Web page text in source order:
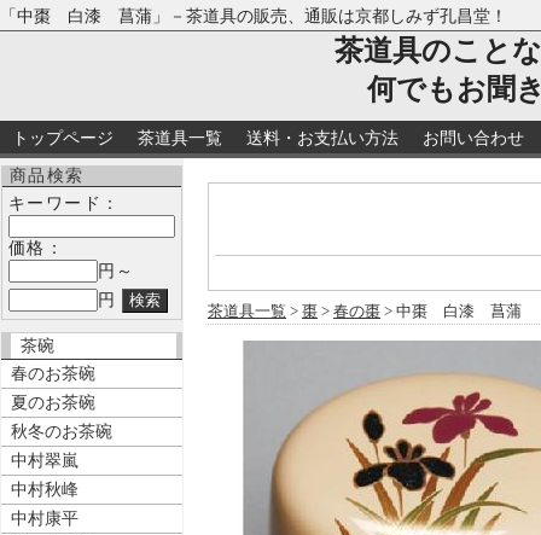
「中棗 白漆 菖蒲」－茶道具の販売、通販は京都しみず孔昌堂！
茶道具のこと
何でもお聞
トップページ 茶道具一覧 送料・お支払い方法 お問い合わせ
商品検索
キーワード：
価格：
円～
円
茶碗
春のお茶碗
夏のお茶碗
秋冬のお茶碗
中村翠嵐
中村秋峰
中村康平
茶道具一覧 > 棗 > 春の棗 > 中棗 白漆 菖蒲